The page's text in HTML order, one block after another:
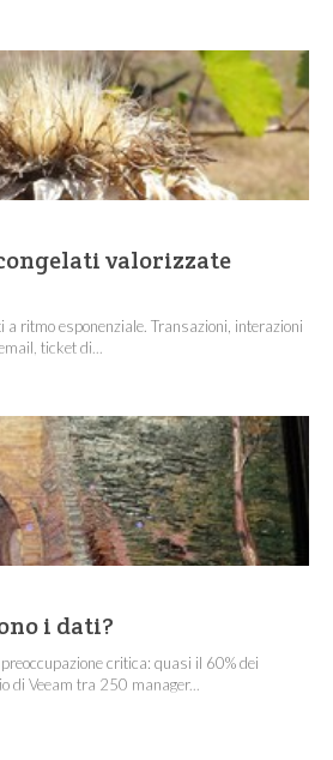
valorizzate
ritmo esponenziale. Transazioni, interazioni
ticket di...
i dati?
critica: quasi il 60% dei
di Veeam tra 250 manager...